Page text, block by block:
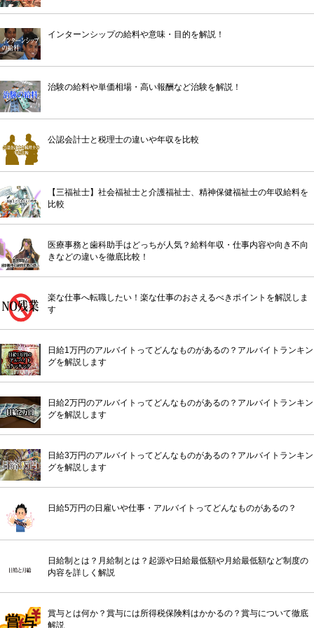
インターンシップの給料や意味・目的を解説！
治験の給料や単価相場・高い報酬など治験を解説！
公認会計士と税理士の違いや年収を比較
【三福祉士】社会福祉士と介護福祉士、精神保健福祉士の年収給料を
比較
医療事務と歯科助手はどっちが人気？給料年収・仕事内容や向き不向
きなどの違いを徹底比較！
楽な仕事へ転職したい！楽な仕事のおさえるべきポイントを解説しま
す
日給1万円のアルバイトってどんなものがあるの？アルバイトランキン
グを解説します
日給2万円のアルバイトってどんなものがあるの？アルバイトランキン
グを解説します
日給3万円のアルバイトってどんなものがあるの？アルバイトランキン
グを解説します
日給5万円の日雇いや仕事・アルバイトってどんなものがあるの？
日給制とは？月給制とは？起源や日給最低額や月給最低額など制度の
内容を詳しく解説
賞与とは何か？賞与には所得税保険料はかかるの？賞与について徹底
解説